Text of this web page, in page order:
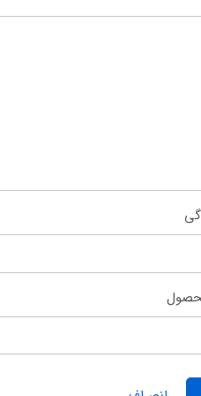
مقاومت کافی نسبت به
داد. چرا که بدنه سبک است و غیر
می گیرد و تعادل خود را در
اقدام کرد. برای خرید تشک بادی
مرکز فروش اینتکس امکان خرید